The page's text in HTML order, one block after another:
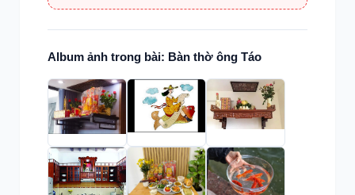
khí đến
thần
phẩm đỏ
Album ảnh trong bài: Bàn thờ ông Táo